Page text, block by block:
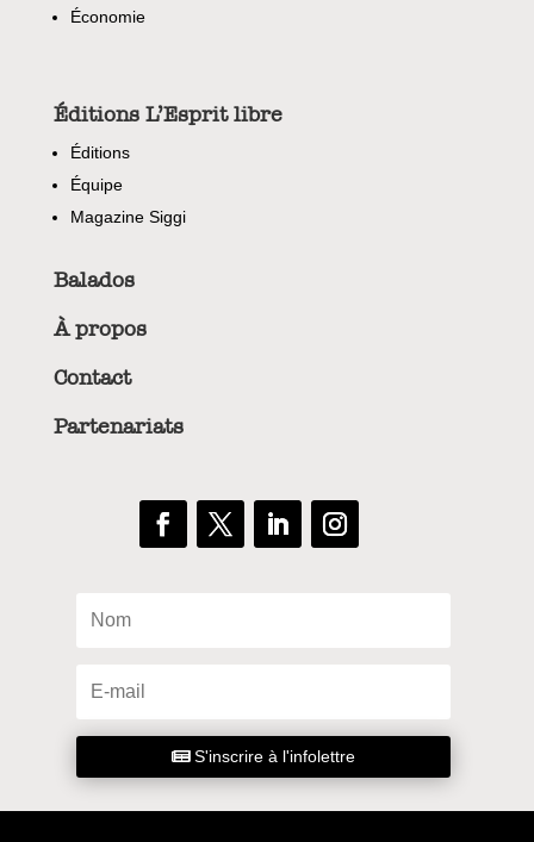
Économie
Éditions L’Esprit libre
Éditions
Équipe
Magazine Siggi
Balados
À propos
Contact
Partenariats
S'inscrire à l'infolettre